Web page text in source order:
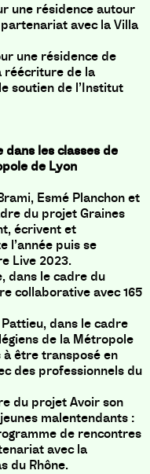
une résidence autour
avec la Villa
une résidence de
réécriture de la
soutien de l’Institut
dans les classes de
de Lyon
Esmé Planchon et
du projet Graines
écrivent et
l’année puis se
Live 2023.
dans le cadre du
collaborative avec 165
dans le cadre
de la Métropole
être transposé en
des professionnels du
du projet Avoir son
malentendants :
de rencontres
avec la
du Rhône.